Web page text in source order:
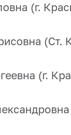
(г.
(Ст.
(г.